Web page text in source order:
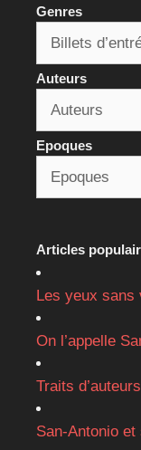
Genres
Auteurs
Epoques
Articles
Les yeux sans
On l’appelle
Traits d’auteurs
San-Antonio